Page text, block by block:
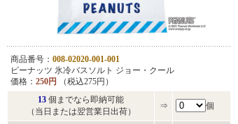
商品番号： 008-02020-001-001
ピーナッツ 氷冷バスソルト ジョー・クール
価格： 250円
（税込275円）
13 個までなら即納可能
（当日または翌営業日出荷）
⇒ 個